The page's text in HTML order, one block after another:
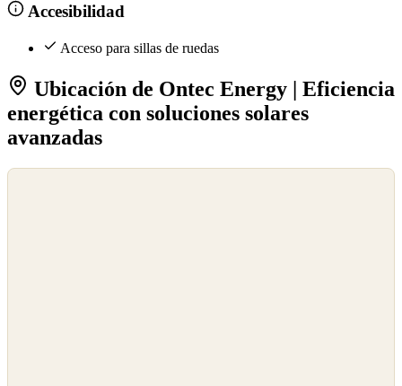
Accesibilidad
Acceso para sillas de ruedas
Ubicación de Ontec Energy | Eficiencia
energética con soluciones solares
avanzadas